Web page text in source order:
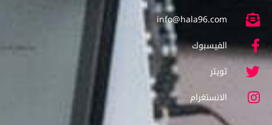
info@hala96.com
الفيسبوك
تويتر
الانستغرام